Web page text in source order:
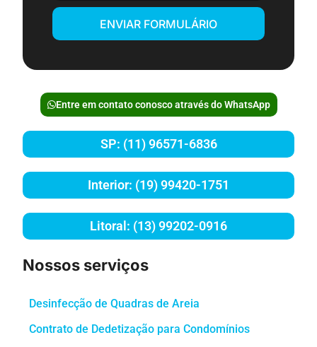
ENVIAR FORMULÁRIO
Entre em contato conosco através do WhatsApp
SP: (11) 96571-6836
Interior: (19) 99420-1751
Litoral: (13) 99202-0916
Nossos serviços
Desinfecção de Quadras de Areia
Contrato de Dedetização para Condomínios